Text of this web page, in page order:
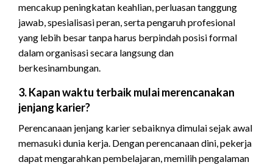
mencakup peningkatan keahlian, perluasan tanggung
jawab, spesialisasi peran, serta pengaruh profesional
yang lebih besar tanpa harus berpindah posisi formal
dalam organisasi secara langsung dan
berkesinambungan.
3. Kapan waktu terbaik mulai merencanakan
jenjang karier?
Perencanaan jenjang karier sebaiknya dimulai sejak awal
memasuki dunia kerja. Dengan perencanaan dini, pekerja
dapat mengarahkan pembelajaran, memilih pengalaman